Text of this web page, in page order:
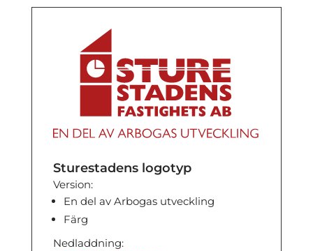
Sturestadens logotyp
Version:
En del av Arbogas utveckling
Färg
Nedladdning: